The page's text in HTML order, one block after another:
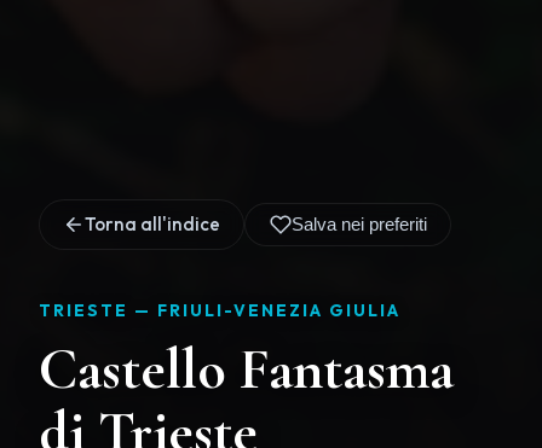
Torna all'indice Salva nei preferiti
TRIESTE — FRIULI-VENEZIA GIULIA
Castello Fantasma
di Trieste